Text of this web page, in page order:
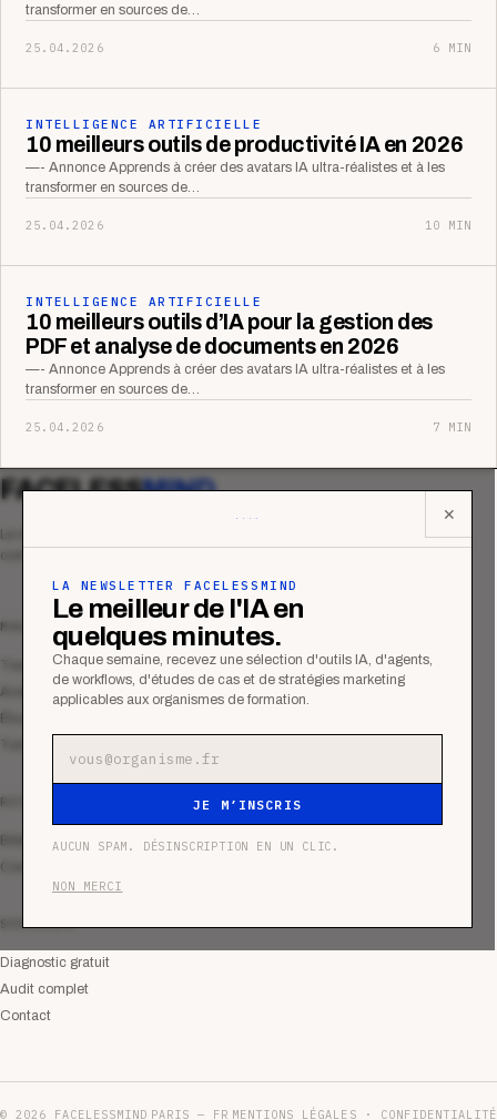
transformer en sources de…
25.04.2026 6 MIN
INTELLIGENCE ARTIFICIELLE
10 meilleurs outils de productivité IA en 2026
—- Annonce Apprends à créer des avatars IA ultra-réalistes et à les
transformer en sources de…
25.04.2026 10 MIN
INTELLIGENCE ARTIFICIELLE
10 meilleurs outils d’IA pour la gestion des
PDF et analyse de documents en 2026
—- Annonce Apprends à créer des avatars IA ultra-réalistes et à les
transformer en sources de…
25.04.2026 7 MIN
✕
LA NEWSLETTER FACELESSMIND
Le meilleur de l'IA en
quelques minutes.
Chaque semaine, recevez une sélection d'outils IA, d'agents,
de workflows, d'études de cas et de stratégies marketing
applicables aux organismes de formation.
JE M’INSCRIS
AUCUN SPAM. DÉSINSCRIPTION EN UN CLIC.
NON MERCI
FACELESSMIND
commerciale des organismes de formation.
MAGAZINE
Tous les articles
Analyses
Tutoriels
RESSOURCES
Bibliothèque
Communauté
SERVICES
Diagnostic gratuit
Audit complet
Contact
© 2026 FACELESSMIND PARIS — FR MENTIONS LÉGALES · CONFIDENTIALITÉ